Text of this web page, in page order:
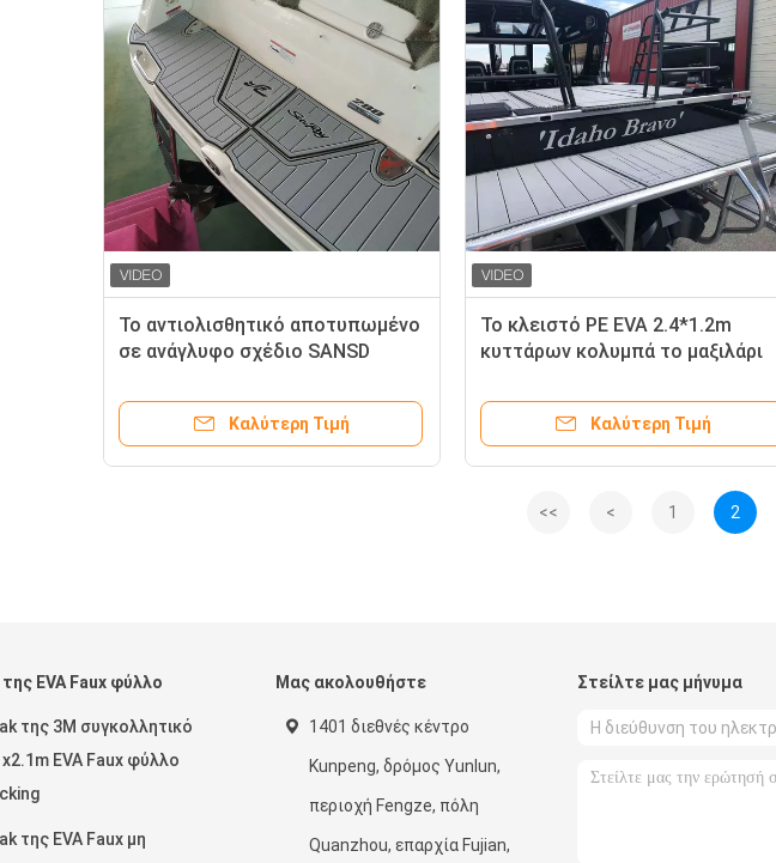
Το αντιολισθητικό αποτυπωμένο
σε ανάγλυφο σχέδιο SANSD
πλατφορμών
Καλύτερη Τιμή
Το κλειστό PE EVA 2.4*1.2m
κυττάρων κολυμπά το μαξιλάρι
Καλύτερη Τιμή
<< < 1 2
EVA Faux φύλλο
της 3M συγκολλητικό
EVA Faux φύλλο
της EVA Faux μη
Μας ακολουθήστε
1401 διεθνές κέντρο
Kunpeng, δρόμος Yunlun,
περιοχή Fengze, πόλη
Quanzhou, επαρχία Fujian,
Στείλτε μας μήνυμα